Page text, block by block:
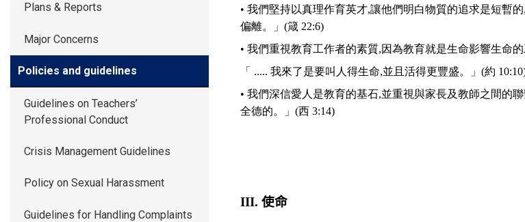
Plans & Reports
Major Concerns
Policies and guidelines
Guidelines on Teachers’
Professional Conduct
Crisis Management Guidelines
Policy on Sexual Harassment
Guidelines for Handling Complaints
• 我們堅持以真理作育英才,讓他們明白物質的追求是短暫
偏離。」(箴 22:6)
• 我們重視教育工作者的素質,因為教育就是生命影響生命的
「 ..... 我來了是要叫人得生命,並且活得更豐盛。」(約
• 我們深信愛人是教育的基石,並重視與家長及教師之間的
全德的。」(西 3:14)
III. 使命